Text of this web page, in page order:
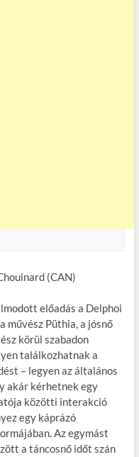
(CAN)
előadás a Delphoi
művész Püthia, a jósnő
körül szabadon
találkozhatnak a
– legyen az általános
akár kérhetnek egy
közötti interakció
egy káprázó
Az egymást
a táncosnő időt szán